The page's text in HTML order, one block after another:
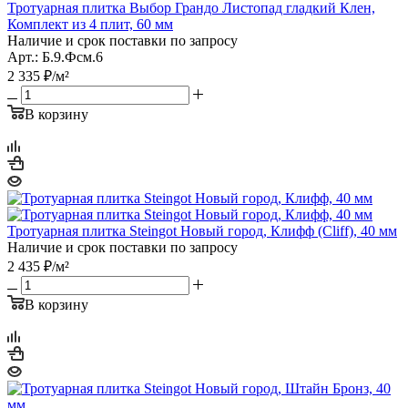
Тротуарная плитка Выбор Грандо Листопад гладкий Клен,
Комплект из 4 плит, 60 мм
Наличие и срок поставки по запросу
Арт.: Б.9.Фсм.6
2 335 ₽/м²
В корзину
Тротуарная плитка Steingot Новый город, Клифф (Cliff), 40 мм
Наличие и срок поставки по запросу
2 435 ₽/м²
В корзину